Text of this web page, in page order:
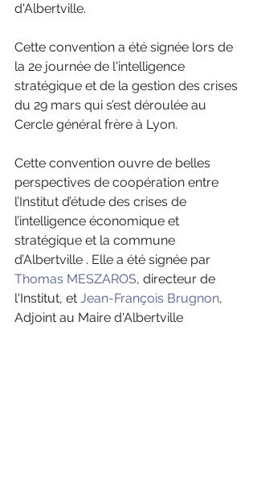
d'Albertville.
Cette convention a été signée lors de
la 2e journée de l'intelligence
stratégique et de la gestion des crises
du 29 mars qui s’est déroulée au
Cercle général frère à Lyon.
Cette convention ouvre de belles
perspectives de coopération entre
l’Institut d’étude des crises de
l’intelligence économique et
stratégique et la commune
d’Albertville . Elle a été signée par
Thomas MESZAROS, directeur de
l'Institut, et Jean-François Brugnon,
Adjoint au Maire d'Albertville